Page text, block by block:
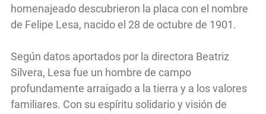
homenajeado descubrieron la placa con el nombre
de Felipe Lesa, nacido el 28 de octubre de 1901.
Según datos aportados por la directora Beatriz
Silvera, Lesa fue un hombre de campo
profundamente arraigado a la tierra y a los valores
familiares. Con su espíritu solidario y visión de